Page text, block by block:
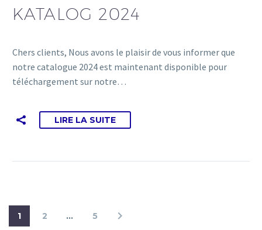
KATALOG 2024
Chers clients, Nous avons le plaisir de vous informer que
notre catalogue 2024 est maintenant disponible pour
téléchargement sur notre…
LIRE LA SUITE
1 2 … 5